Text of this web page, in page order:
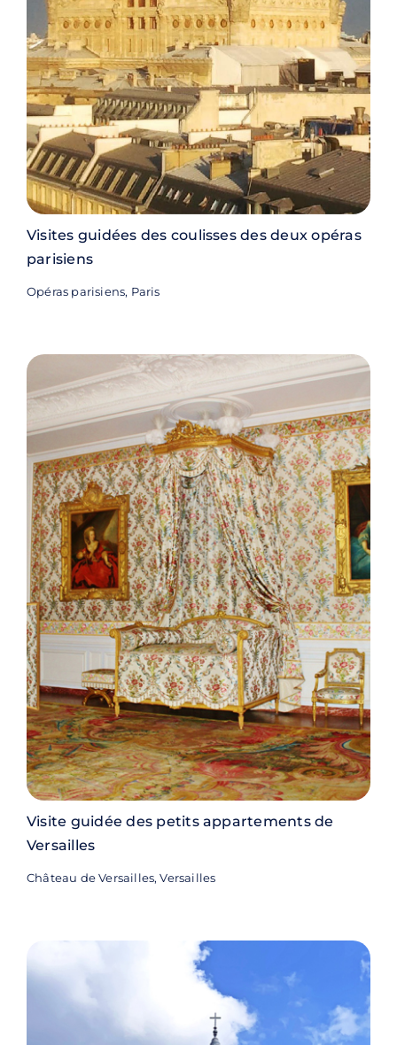
Visites guidées des coulisses des deux opéras
parisiens
Opéras parisiens, Paris
Visite guidée des petits appartements de
Versailles
Château de Versailles, Versailles